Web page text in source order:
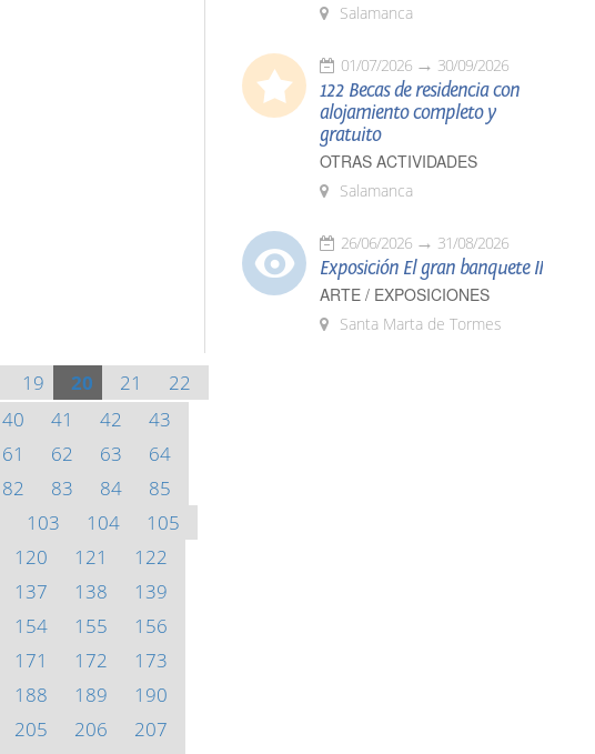
19 20 21
22
40 41 42
43
61 62 63
64
82 83 84
85
103 104
105
120 121
122
137 138
139
154 155
156
171 172
173
188 189
190
205 206
207
Salamanca
01/07/2026 30/09/2026
122 Becas de residencia con
alojamiento completo y
gratuito
OTRAS ACTIVIDADES
Salamanca
26/06/2026 31/08/2026
Exposición El gran banquete II
ARTE / EXPOSICIONES
Santa Marta de Tormes